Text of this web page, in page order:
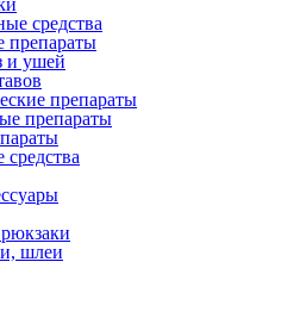
средства
препараты
и ушей
препараты
препараты
шлеи